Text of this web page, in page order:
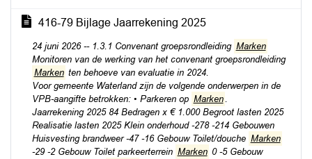
416-79 Bijlage Jaarrekening 2025
24 juni 2026 -- 1.3.1 Convenant groepsrondleiding Marken
Monitoren van de werking van het convenant groepsrondleiding
Marken ten behoeve van evaluatie in 2024.
Voor gemeente Waterland zijn de volgende onderwerpen in de
VPB-aangifte betrokken: • Parkeren op Marken.
Jaarrekening 2025 84 Bedragen x € 1.000 Begroot lasten 2025
Realisatie lasten 2025 Klein onderhoud -278 -214 Gebouwen
Huisvesting brandweer -47 -16 Gebouw Toilet/douche Marken
-29 -2 Gebouw Toilet parkeerterrein Marken 0 -5 Gebouw